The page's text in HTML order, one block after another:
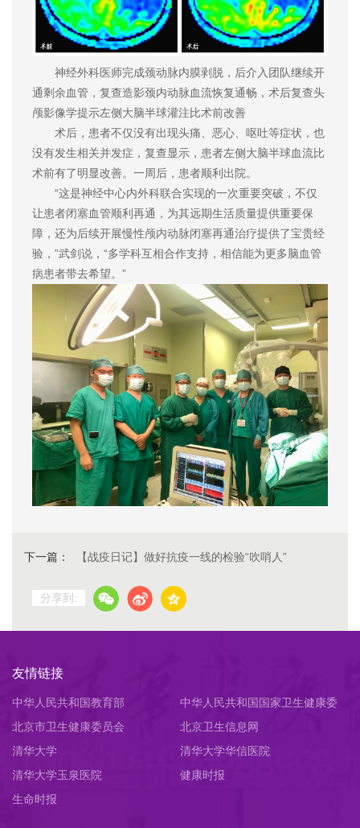
神经外科医师完成颈动脉内膜剥脱，后介入团队继续开
通剩余血管，复查造影颈内动脉血流恢复通畅，术后复查头
颅影像学提示左侧大脑半球灌注比术前改善
术后，患者不仅没有出现头痛、恶心、呕吐等症状，也
没有发生相关并发症，复查显示，患者左侧大脑半球血流比
术前有了明显改善。一周后，患者顺利出院。
“这是神经中心内外科联合实现的一次重要突破，不仅
让患者闭塞血管顺利再通，为其远期生活质量提供重要保
障，还为后续开展慢性颅内动脉闭塞再通治疗提供了宝贵经
验，”武剑说，“多学科互相合作支持，相信能为更多脑血管
病患者带去希望。”
下一篇： 【战疫日记】做好抗疫一线的检验“吹哨人”
分享到:
友情链接
中华人民共和国教育部
中华人民共和国国家卫生健康委
员会
北京市卫生健康委员会
北京卫生信息网
清华大学
清华大学华信医院
清华大学玉泉医院
健康时报
生命时报